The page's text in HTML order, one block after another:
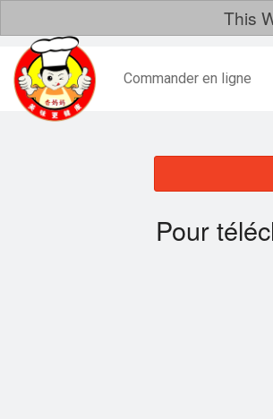
This
Commander en ligne
Pour